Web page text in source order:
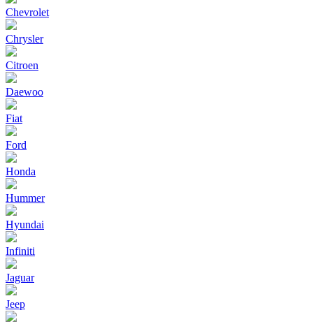
Chevrolet
Chrysler
Citroen
Daewoo
Fiat
Ford
Honda
Hummer
Hyundai
Infiniti
Jaguar
Jeep